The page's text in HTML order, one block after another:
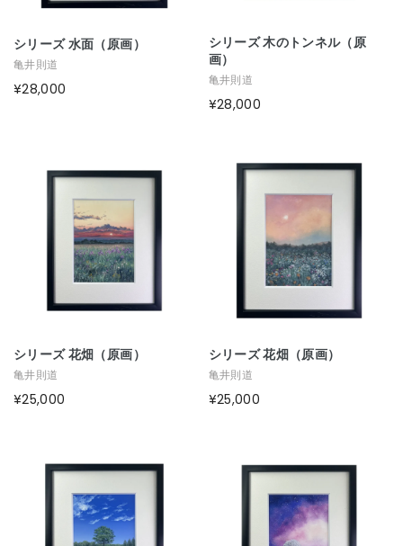
シリーズ 水面（原画）
亀井則道
¥28,000
シリーズ 木のトンネル（原
画）
亀井則道
¥28,000
シリーズ 花畑（原画）
亀井則道
¥25,000
シリーズ 花畑（原画）
亀井則道
¥25,000